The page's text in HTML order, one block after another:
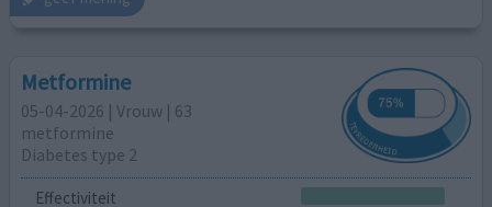
Metformine
05-04-2026 | Vrouw | 63
metformine
Diabetes type 2
Effectiviteit